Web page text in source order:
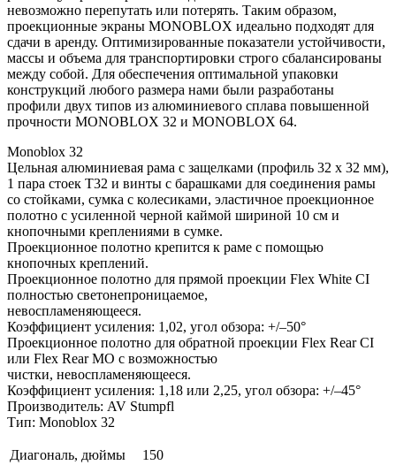
невозможно перепутать или потерять. Таким образом,
проекционные экраны MONOBLOX идеально подходят для
сдачи в аренду. Оптимизированные показатели устойчивости,
массы и объема для транспортировки строго сбалансированы
между собой. Для обеспечения оптимальной упаковки
конструкций любого размера нами были разработаны
профили двух типов из алюминиевого сплава повышенной
прочности MONOBLOX 32 и MONOBLOX 64.
Monoblox 32
Цельная алюминиевая рама с защелками (профиль 32 x 32 мм),
1 пара стоек T32 и винты с барашками для соединения рамы
со стойками, сумка с колесиками, эластичное проекционное
полотно с усиленной черной каймой шириной 10 см и
кнопочными креплениями в сумке.
Проекционное полотно крепится к раме с помощью
кнопочных креплений.
Проекционное полотно для прямой проекции Flex White CI
полностью светонепроницаемое,
невоспламеняющееся.
Коэффициент усиления: 1,02, угол обзора: +/–50°
Проекционное полотно для обратной проекции Flex Rear CI
или Flex Rear MO с возможностью
чистки, невоспламеняющееся.
Коэффициент усиления: 1,18 или 2,25, угол обзора: +/–45°
Производитель: AV Stumpfl
Тип: Monoblox 32
Диагональ, дюймы
150